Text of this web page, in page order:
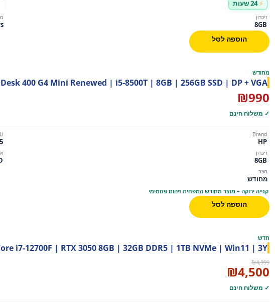
24 שעות
זיכרון
8GB
הוספה לסל
מחודש
400 G4 Mini Renewed | i5-8500T | 8GB | 256GB SSD | DP + VGA
₪990
✓ משלוח חינם
Brand
HP
זיכרון
8GB
מצב
מחודש
קנייה ירוקה – מוצר מחודש המפחית זיהום פחמימי
הוספה לסל
חדש
i7-12700F | RTX 3050 8GB | 32GB DDR5 | 1TB NVMe | Win11 | 3Y
₪4,999
המחיר
המקורי
היה:
₪4,500
✓ משלוח חינם